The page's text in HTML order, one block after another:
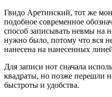
Гвидо Аретинский, тот же
подобное современное
способ записывать невмы на
нужно было, потому что вся
нанесена на нанесенных
Для записи нот сначала
квадраты, но позже перешли
быстроты и удобства.